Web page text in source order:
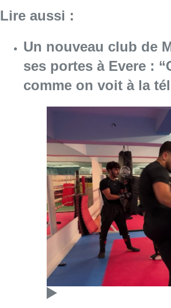
Lire aussi :
Un nouveau club de
ses portes à Evere :
comme on voit à la